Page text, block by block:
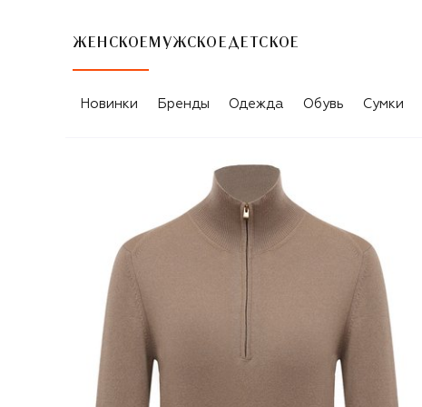
ЖЕНСКОЕ МУЖСКОЕ ДЕТСКОЕ
Новинки Бренды Одежда Обувь Сумки